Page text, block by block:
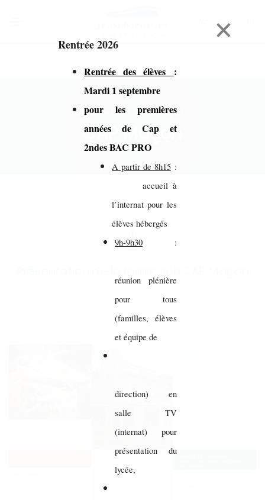
×
Rentrée 2026
Rentrée des élèves :
Mardi 1 septembre
pour les premières
années de Cap et
2ndes BAC PRO
A partir de 8h15:
accueil à
l’internat pour les
élèves hébergés
9h-9h30 :
réunion plénière
pour tous
(familles, élèves
et équipe de
direction) en
salle TV
(internat) pour
présentation du
lycée,
Accueil > CAP Maçon
CAP Maçon